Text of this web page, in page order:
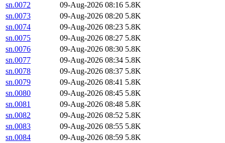
sn.0072
09-Aug-2026 08:16 5.8K
sn.0073
09-Aug-2026 08:20 5.8K
sn.0074
09-Aug-2026 08:23 5.8K
sn.0075
09-Aug-2026 08:27 5.8K
sn.0076
09-Aug-2026 08:30 5.8K
sn.0077
09-Aug-2026 08:34 5.8K
sn.0078
09-Aug-2026 08:37 5.8K
sn.0079
09-Aug-2026 08:41 5.8K
sn.0080
09-Aug-2026 08:45 5.8K
sn.0081
09-Aug-2026 08:48 5.8K
sn.0082
09-Aug-2026 08:52 5.8K
sn.0083
09-Aug-2026 08:55 5.8K
sn.0084
09-Aug-2026 08:59 5.8K